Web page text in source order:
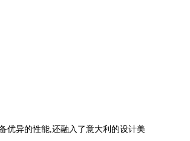
优异的性能,还融入了意大利的设计美